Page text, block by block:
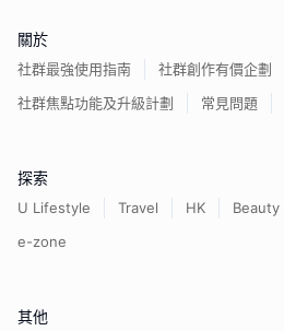
關於
社群最強使用指南
社群創作有價企劃
社群焦點功能及升級計劃
常見問題
探索
U Lifestyle Travel HK Beauty
e-zone
其他